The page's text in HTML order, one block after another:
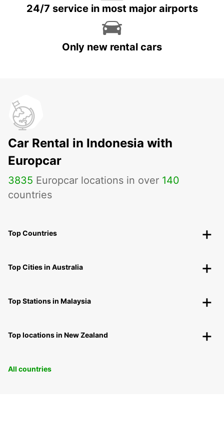
24/7 service in most major airports
Only new rental cars
Car Rental in Indonesia with
Europcar
3835 Europcar locations in over 140
countries
Top Countries
Top Cities in Australia
Top Stations in Malaysia
Top locations in New Zealand
All countries